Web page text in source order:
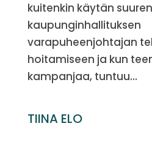
kuitenkin käytän
kaupunginhallituksen
varapuheenjohtajan
hoitamiseen ja kun
kampanjaa, tuntuu...
TIINA ELO